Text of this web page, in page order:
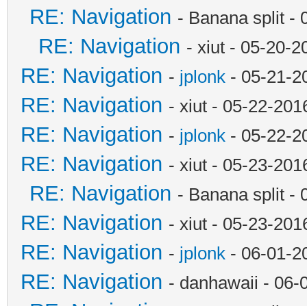
RE: Navigation - Banana split -
RE: Navigation - xiut - 05-20-
RE: Navigation - jplonk - 05-21-
RE: Navigation - xiut - 05-22-
RE: Navigation - jplonk - 05-22-
RE: Navigation - xiut - 05-23-
RE: Navigation - Banana split -
RE: Navigation - xiut - 05-23-
RE: Navigation - jplonk - 06-01-
RE: Navigation - danhawaii - 06-